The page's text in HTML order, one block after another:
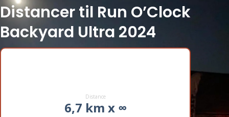
Distancer til Run O’Clock
Backyard Ultra 2024
Distance
6,7 km x ∞